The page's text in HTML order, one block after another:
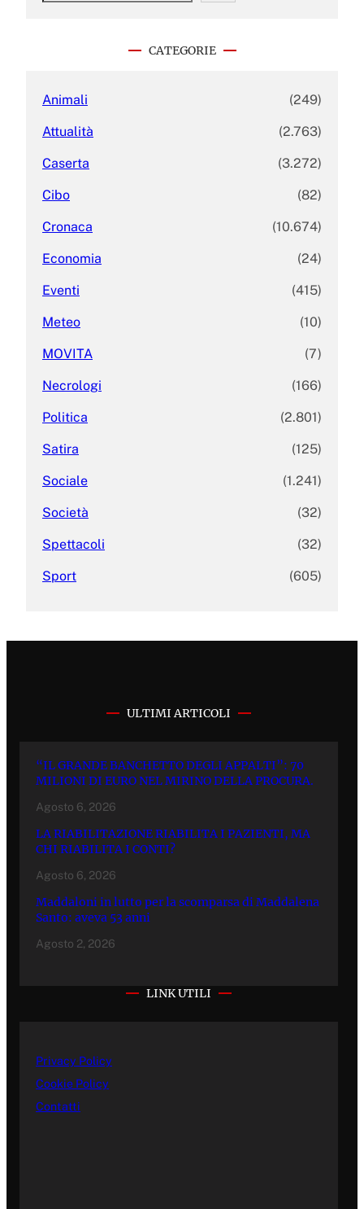
CATEGORIE
Animali (249)
Attualità (2.763)
Caserta (3.272)
Cibo (82)
Cronaca (10.674)
Economia (24)
Eventi (415)
Meteo (10)
MOVITA (7)
Necrologi (166)
Politica (2.801)
Satira (125)
Sociale (1.241)
Società (32)
Spettacoli (32)
Sport (605)
ULTIMI ARTICOLI
“IL GRANDE BANCHETTO DEGLI APPALTI”: 70
MILIONI DI EURO NEL MIRINO DELLA PROCURA.
Agosto 6, 2026
LA RIABILITAZIONE RIABILITA I PAZIENTI, MA
CHI RIABILITA I CONTI?
Agosto 6, 2026
Maddaloni in lutto per la scomparsa di Maddalena
Santo: aveva 53 anni
Agosto 2, 2026
LINK UTILI
Privacy Policy
Cookie Policy
Contatti